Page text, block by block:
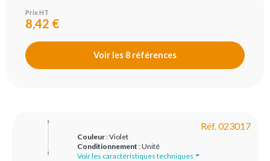
Prix HT
8,42 €
Voir les 8 références
Réf. 023017
Couleur: Violet
Conditionnement : Unité
Voir les caractéristiques techniques